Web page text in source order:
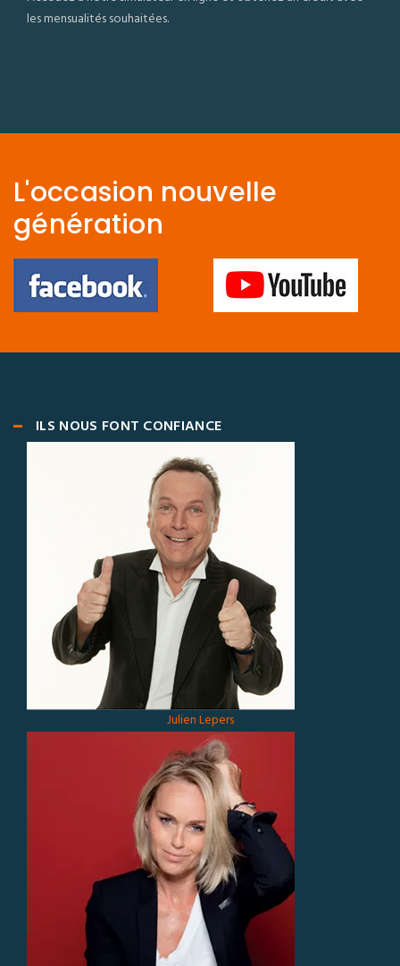
les mensualités souhaitées.
L'occasion nouvelle
génération
ILS NOUS FONT CONFIANCE
Julien Lepers